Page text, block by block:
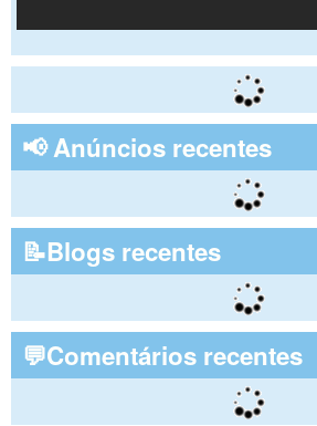
📢 Anúncios recentes
📝Blogs recentes
💬Comentários recentes